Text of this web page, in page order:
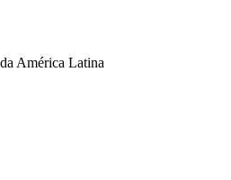
América Latina